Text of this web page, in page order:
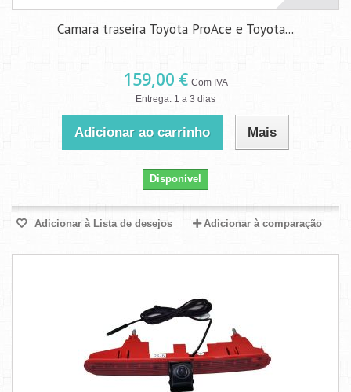
Camara traseira Toyota ProAce e Toyota...
159,00 € Com IVA
Entrega: 1 a 3 dias
Adicionar ao carrinho Mais
Disponível
Adicionar à Lista de desejos Adicionar à comparação